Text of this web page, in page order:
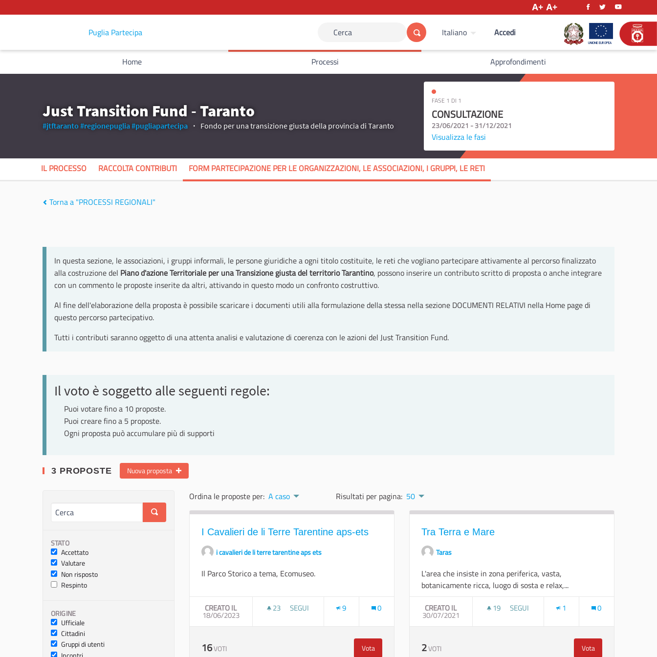
Puglia Partecipa Cerca Italiano Accedi
Home Processi Approfondimenti
Just Transition Fund - Taranto
#jtftaranto #regionepuglia#pugliapartecipa Fondo per una transizione giusta della provincia di Taranto
FASE 1 DI 1
CONSULTAZIONE
23/06/2021 - 31/12/2021
Visualizza le fasi
IL PROCESSO RACCOLTA CONTRIBUTI FORM PARTECIPAZIONE PER LE ORGANIZZAZIONI, LE ASSOCIAZIONI, I GRUPPI, LE RETI
Torna a "PROCESSI REGIONALI"
In questa sezione, le associazioni, i gruppi informali, le persone giuridiche a ogni titolo costituite, le reti che vogliano partecipare attivamente al percorso finalizzato
alla costruzione del Piano d'azione Territoriale per una Transizione giusta del territorio Tarantino, possono inserire un contributo scritto di proposta o anche integrare
con un commento le proposte inserite da altri, attivando in questo modo un confronto costruttivo.
Al fine dell'elaborazione della proposta è possibile scaricare i documenti utili alla formulazione della stessa nella sezione DOCUMENTI RELATIVI nella Home page di
questo percorso partecipativo.
Tutti i contributi saranno oggetto di una attenta analisi e valutazione di coerenza con le azioni del Just Transition Fund.
Il voto è soggetto alle seguenti regole:
Puoi votare fino a 10 proposte.
Puoi creare fino a 5 proposte.
Ogni proposta può accumulare più di supporti
3 PROPOSTE Nuova proposta
STATO
Accettato
Valutare
Non risposto
Respinto
ORIGINE
Ufficiale
Cittadini
Gruppi di utenti
Ordina le proposte per: A caso Risultati per pagina: 50
I Cavalieri de li Terre Tarentine aps-ets
i cavalieri de li terre tarentine aps ets
Il Parco Storico a tema, Ecomuseo.
CREATO IL
18/06/2023
23 23 SOSTENITORI
SEGUI
I CAVALIERI DE LI TERRE TARENTINE APS-ETS
9 0
16VOTI Vota
Tra Terra e Mare
Taras
L'area che insiste in zona periferica, vasta,
botanicamente ricca, luogo di sosta e relax,...
CREATO IL
30/07/2021
19 19 SOSTENITORI
SEGUI 1 0
2VOTI Vota